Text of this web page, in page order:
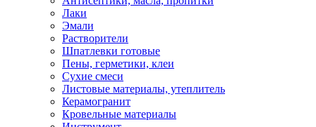
Лаки
Эмали
Растворители
Шпатлевки готовые
Пены, герметики, клеи
Сухие смеси
Листовые материалы, утеплитель
Керамогранит
Кровельные материалы